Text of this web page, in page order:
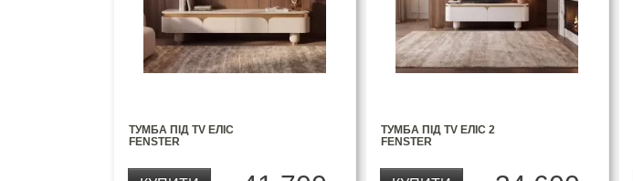
ТУМБА ПІД TV ЕЛІС
FENSTER
ТУМБА ПІД TV ЕЛІС 2
FENSTER